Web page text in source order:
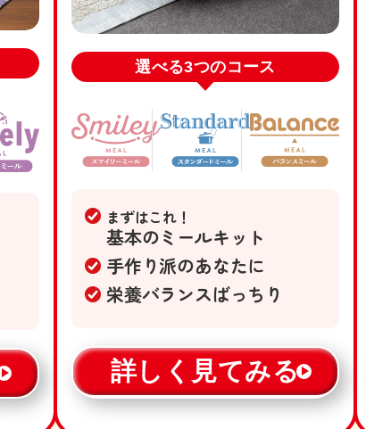
選べる3つのコース
まずはこれ！
基本のミールキット
手作り派のあなたに
栄養バランスばっちり
詳しく見てみる